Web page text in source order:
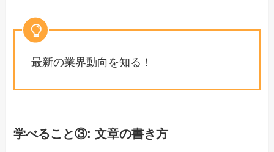
最新の業界動向を知る！
学べること③: 文章の書き方